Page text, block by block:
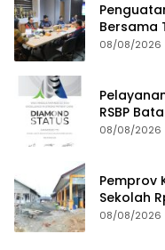
Bersama
Batam
08/08/2026
RSBP
08/08/2026
Pemprov
Sekolah
Kepri
08/08/2026